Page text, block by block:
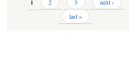
1 2 3
next ›
last »